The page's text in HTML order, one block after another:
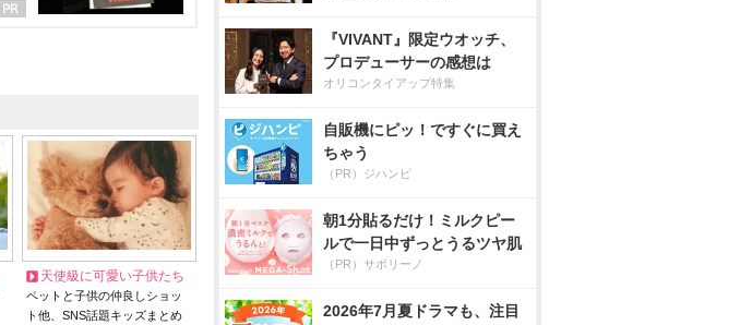
天使級に可愛い子供たち
ペットと子供の仲良しショッ
ト他、SNS話題キッズまとめ
『VIVANT』限定ウオッチ、
プロデューサーの感想は
オリコンタイアップ特集
自販機にピッ！ですぐに買え
ちゃう
（PR）ジハンピ
朝1分貼るだけ！ミルクピー
ルで一日中ずっとうるツヤ肌
（PR）サボリーノ
2026年7月夏ドラマも、注目